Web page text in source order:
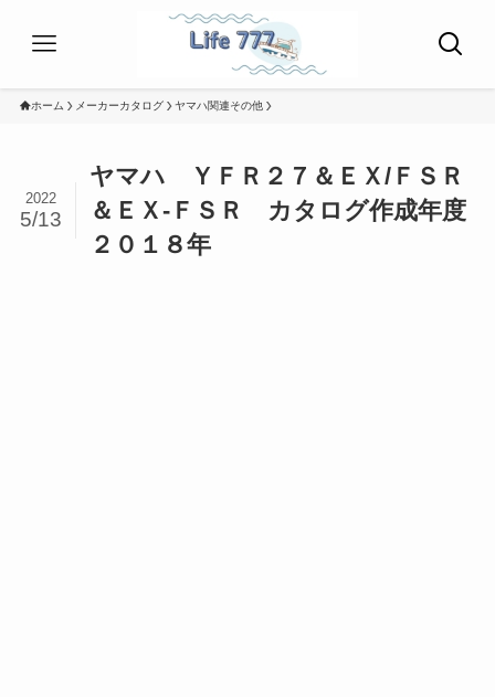
ホーム メーカーカタログ ヤマハ関連その他
ヤマハ ＹＦＲ２７＆ＥＸ/ＦＳＲ
＆ＥＸ-ＦＳＲ カタログ作成年度
２０１８年
2022
5/13